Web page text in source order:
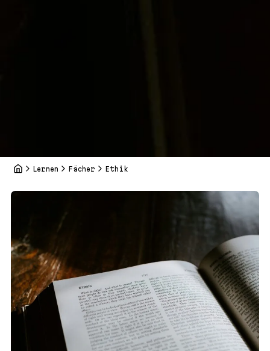
Lernen Fächer Ethik